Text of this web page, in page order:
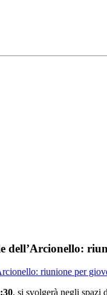
, si svolgerà negli spazi